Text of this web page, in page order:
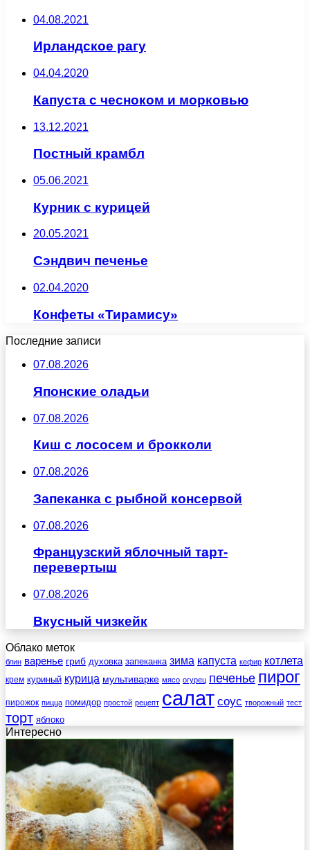
04.08.2021
Ирландское рагу
04.04.2020
Капуста с чесноком и морковью
13.12.2021
Постный крамбл
05.06.2021
Курник с курицей
20.05.2021
Сэндвич печенье
02.04.2020
Конфеты «Тирамису»
Последние записи
07.08.2026
Японские оладьи
07.08.2026
Киш с лососем и брокколи
07.08.2026
Запеканка с рыбной консервой
07.08.2026
Французский яблочный тарт-
перевертыш
07.08.2026
Вкусный чизкейк
Облако меток
блин варенье гриб духовка запеканка зима капуста кефир котлета
крем куриный курица мультиварке мясо огурец печенье пирог
пирожок пицца помидор простой рецепт салат соус творожный тест
торт яблоко
Интересно